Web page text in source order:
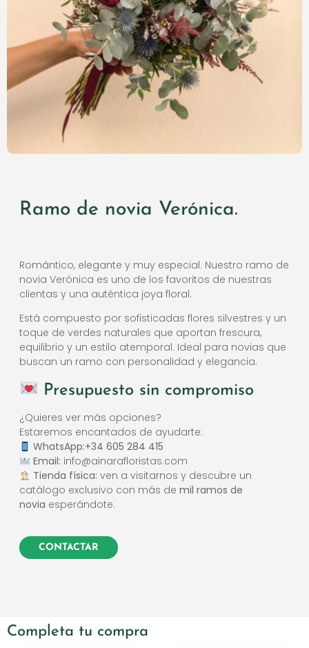
Ramo de novia Verónica.
Romántico, elegante y muy especial. Nuestro ramo de
novia Verónica es uno de los favoritos de nuestras
clientas y una auténtica joya floral.
Está compuesto por sofisticadas flores silvestres y un
toque de verdes naturales que aportan frescura,
equilibrio y un estilo atemporal. Ideal para novias que
buscan un ramo con personalidad y elegancia.
Presupuesto sin compromiso
¿Quieres ver más opciones?
Estaremos encantados de ayudarte:
WhatsApp:+34 605 284 415
Email: info@ainarafloristas.com
Tienda física: ven a visitarnos y descubre un
catálogo exclusivo con más de mil ramos de
novia esperándote.
CONTACTAR
Completa tu compra